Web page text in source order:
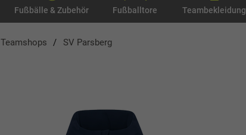
Fußbälle & Zubehör Fußballtore Teambekleidung
Teamshops SV Parsberg